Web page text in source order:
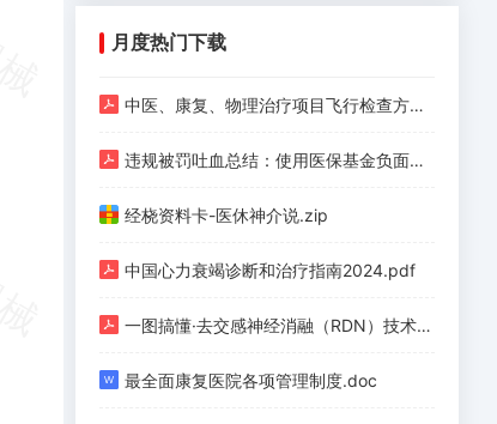
月度热门下载
中医、康复、物理治疗项目飞行检查方法.pdf
违规被罚吐血总结：使用医保基金负面清单（护理、手术、检验、检查等九类）.pdf
经桡资料卡-医休神介说.zip
中国心力衰竭诊断和治疗指南2024.pdf
一图搞懂·去交感神经消融（RDN）技术（上）.pdf
最全面康复医院各项管理制度.doc